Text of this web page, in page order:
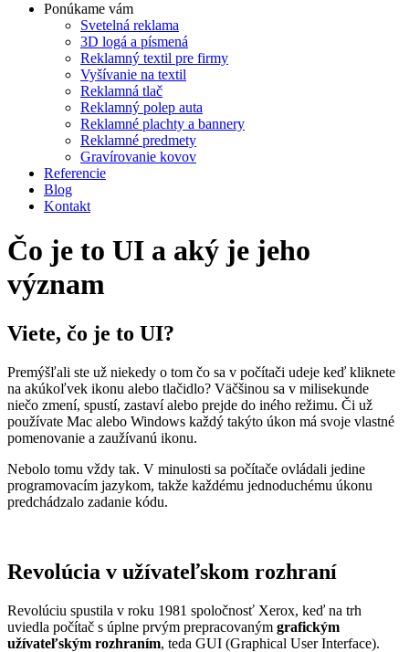
Ponúkame vám
Svetelná reklama
3D logá a písmená
Reklamný textil pre firmy
Vyšívanie na textil
Reklamná tlač
Reklamný polep auta
Reklamné plachty a bannery
Reklamné predmety
Gravírovanie kovov
Referencie
Blog
Kontakt
Čo je to UI a aký je jeho
význam
Viete, čo je to UI?
Premýšľali ste už niekedy o tom čo sa v počítači udeje keď kliknete
na akúkoľvek ikonu alebo tlačidlo? Väčšinou sa v milisekunde
niečo zmení, spustí, zastaví alebo prejde do iného režimu. Či už
používate Mac alebo Windows každý takýto úkon má svoje vlastné
pomenovanie a zaužívanú ikonu.
Nebolo tomu vždy tak. V minulosti sa počítače ovládali jedine
programovacím jazykom, takže každému jednoduchému úkonu
predchádzalo zadanie kódu.
Revolúcia v užívateľskom rozhraní
Revolúciu spustila v roku 1981 spoločnosť Xerox, keď na trh
uviedla počítač s úplne prvým prepracovaným grafickým
užívateľským rozhraním, teda GUI (Graphical User Interface).